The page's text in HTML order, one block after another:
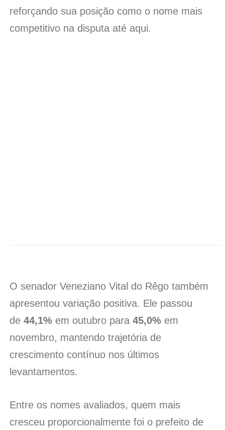
reforçando sua posição como o nome mais
competitivo na disputa até aqui.
O senador Veneziano Vital do Rêgo também
apresentou variação positiva. Ele passou
de 44,1%em outubro para 45,0%em
novembro, mantendo trajetória de
crescimento contínuo nos últimos
levantamentos.
Entre os nomes avaliados, quem mais
cresceu proporcionalmente foi o prefeito de